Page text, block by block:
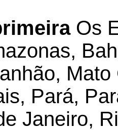
Os
Pará,
Janeiro,